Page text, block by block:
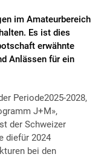
im Amateurbereich
Es ist dies
erwähnte
Anlässen für ein
Periode2025-2028,
J+M»,
der Schweizer
diefür 2024
bei den